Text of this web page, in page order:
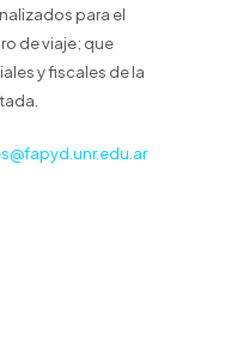
para el
de viaje; que
y fiscales de la